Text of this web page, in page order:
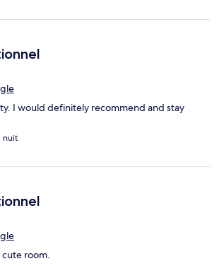
I would definitely recommend and stay
nuit
room.